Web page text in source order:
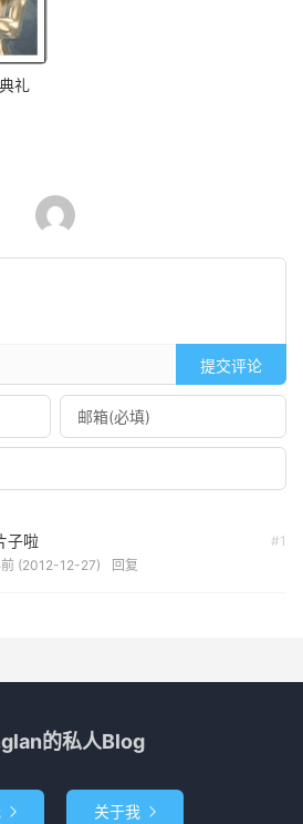
礼
提交评论
#1
子啦
(2012-12-27) 回复
的私人Blog
 关于我 